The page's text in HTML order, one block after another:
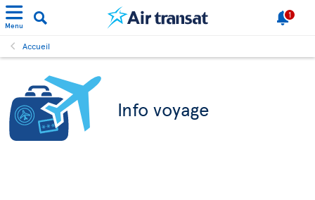
Menu
1
Accueil
Info voyage